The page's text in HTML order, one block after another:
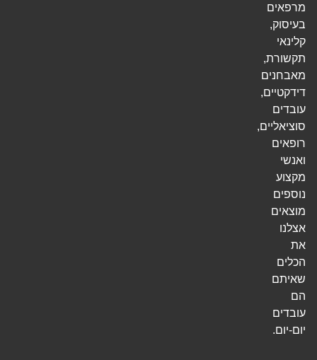
מרפאים
בעיסוק,
קלינאי
תקשורת,
מאבחנים
דידקטיים,
עובדים
סוציאליים,
רופאים
ואנשי
מקצוע
נוספים
מוצאים
אצלנו
את
הכלים
שאיתם
הם
עובדים
יום-יום.